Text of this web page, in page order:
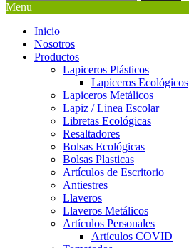
Menu
Inicio
Nosotros
Productos
Lapiceros Plásticos
Lapiceros Ecológicos
Lapiceros Metálicos
Lapiz / Linea Escolar
Libretas Ecológicas
Resaltadores
Bolsas Ecológicas
Bolsas Plasticas
Artículos de Escritorio
Antiestres
Llaveros
Llaveros Metálicos
Artículos Personales
Artículos COVID